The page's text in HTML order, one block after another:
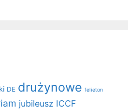
DE drużynowe felieton
jubileusz ICCF